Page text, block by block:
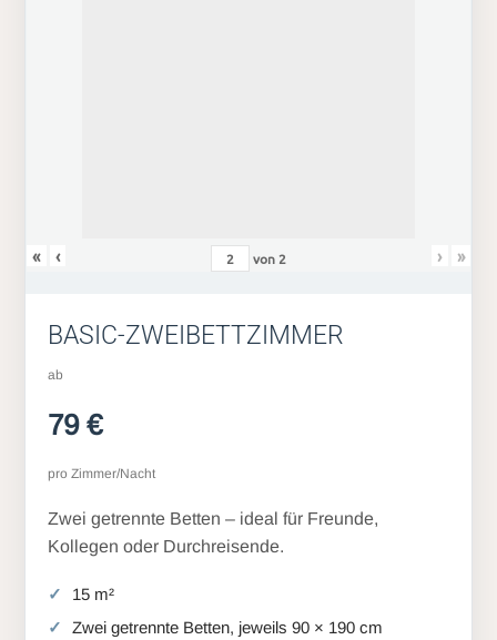
« ‹ von 2 › »
BASIC-ZWEIBETTZIMMER
ab
79 €
pro Zimmer/Nacht
Zwei getrennte Betten – ideal für Freunde,
Kollegen oder Durchreisende.
15 m²
Zwei getrennte Betten, jeweils 90 × 190 cm